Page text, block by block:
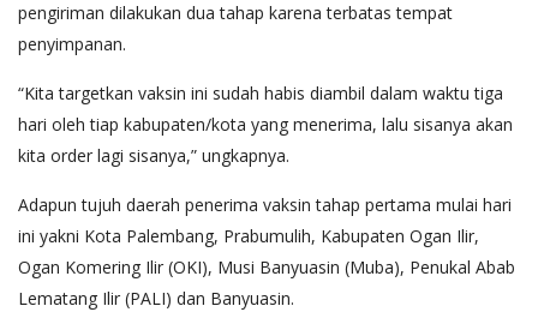
pengiriman dilakukan dua tahap karena terbatas tempat
penyimpanan.
“Kita targetkan vaksin ini sudah habis diambil dalam waktu tiga
hari oleh tiap kabupaten/kota yang menerima, lalu sisanya akan
kita order lagi sisanya,” ungkapnya.
Adapun tujuh daerah penerima vaksin tahap pertama mulai hari
ini yakni Kota Palembang, Prabumulih, Kabupaten Ogan Ilir,
Ogan Komering Ilir (OKI), Musi Banyuasin (Muba), Penukal Abab
Lematang Ilir (PALI) dan Banyuasin.